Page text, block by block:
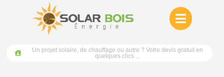
Un projet solaire, de chauffage ou autre ? Votre devis gratuit en
quelques clics ...